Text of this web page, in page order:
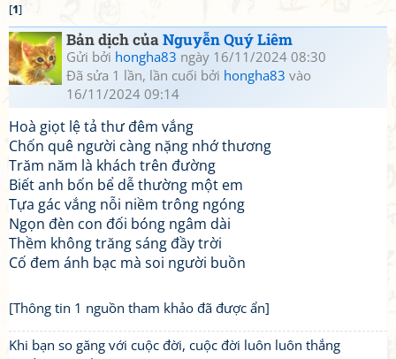
[1]
Bản dịch củaNguyễn Quý Liêm
Gửi bởi hongha83 ngày 16/11/2024 08:30
Đã sửa 1 lần, lần cuối bởi hongha83 vào
16/11/2024 09:14
Hoà giọt lệ tả thư đêm vắng
Chốn quê người càng nặng nhớ thương
Trăm năm là khách trên đường
Biết anh bốn bể dễ thường một em
Tựa gác vắng nỗi niềm trông ngóng
Ngọn đèn con đối bóng ngâm dài
Thềm không trăng sáng đầy trời
Cố đem ánh bạc mà soi người buồn
[Thông tin 1 nguồn tham khảo đã được ẩn]
Khi bạn so găng với cuộc đời, cuộc đời luôn luôn thắng